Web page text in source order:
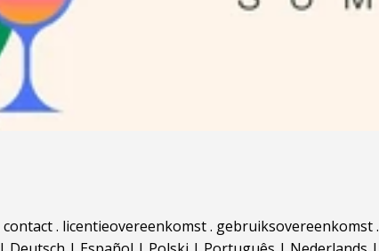
contact. licentieovereenkomst. gebruiksovereenkomst.